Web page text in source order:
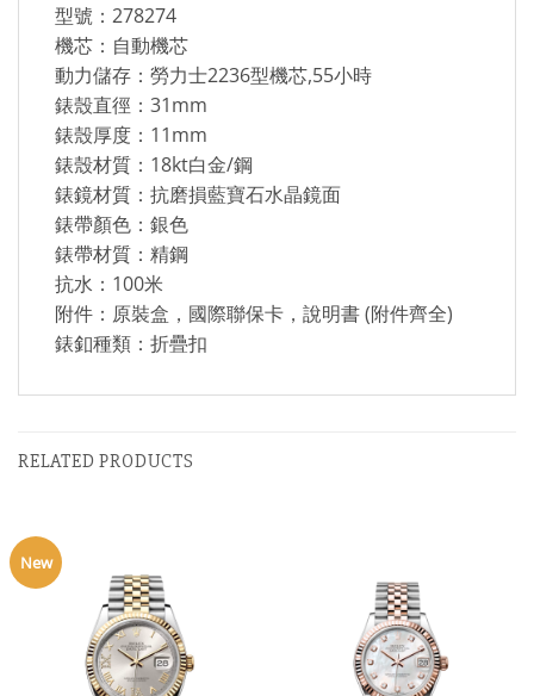
型號：278274
機芯：自動機芯
動力儲存：勞力士2236型機芯,55小時
錶殼直徑：31mm
錶殼厚度：11mm
錶殼材質：18kt白金/鋼
錶鏡材質：抗磨損藍寶石水晶鏡面
錶帶顏色：銀色
錶帶材質：精鋼
抗水：100米
附件：原裝盒，國際聯保卡，說明書 (附件齊全)
錶釦種類：折疊扣
RELATED PRODUCTS
New